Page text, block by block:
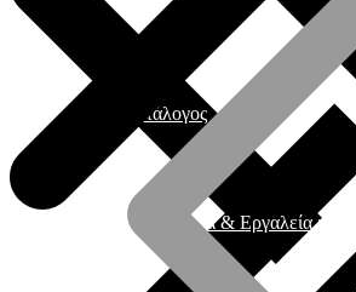
Γενικός Κατάλογος
Ηλεκτρικά εργαλεία & Εργαλεία